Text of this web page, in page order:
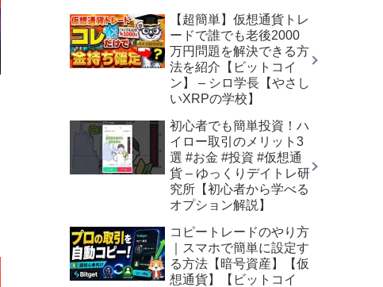
【超簡単】仮想通貨トレ
ードで誰でも老後2000
万円問題を解決できる方
法を紹介【ビットコイ
ン】 – シロ学長【やさし
いXRPの学校】
初心者でも簡単投資！ハ
イロー取引のメリット3
選 #お金 #投資 #仮想通
貨 – ゆっくりデイトレ研
究所【初心者から学べる
オプション解説】
コピートレードのやり方
｜スマホで簡単に設定す
る方法【暗号資産】【仮
想通貨】【ビットコイ